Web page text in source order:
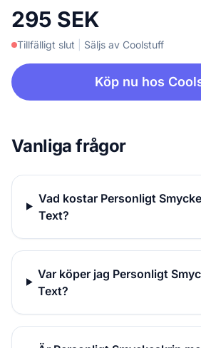
295 SEK
Tillfälligt slut Säljs av Coolstuff
Köp nu hos
Vanliga frågor
Vad kostar Personligt
Text?
Var köper jag Personligt
Text?